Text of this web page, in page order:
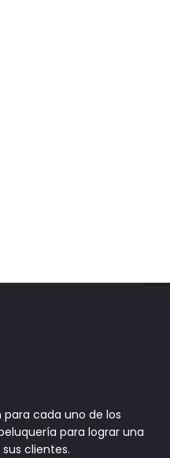
cada uno de los
para lograr una
clientes.